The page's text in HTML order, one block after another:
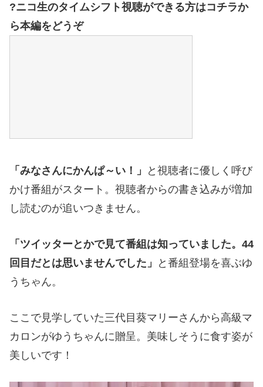
?ニコ生のタイムシフト視聴ができる方はコチラか
ら本編をどうぞ
「みなさんにかんぱ～い！」
と視聴者に優しく呼び
かけ番組がスタート。視聴者からの書き込みが増加
し読むのが追いつきません。
「ツイッターとかで見て番組は知っていました。44
回目だとは思いませんでした」
と番組登場を喜ぶゆ
うちゃん。
ここで見学していた三代目葵マリーさんから高級マ
カロンがゆうちゃんに贈呈。美味しそうに食す姿が
美しいです！